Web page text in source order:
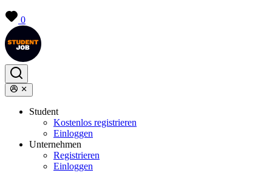
0
Student
Kostenlos registrieren
Einloggen
Unternehmen
Registrieren
Einloggen